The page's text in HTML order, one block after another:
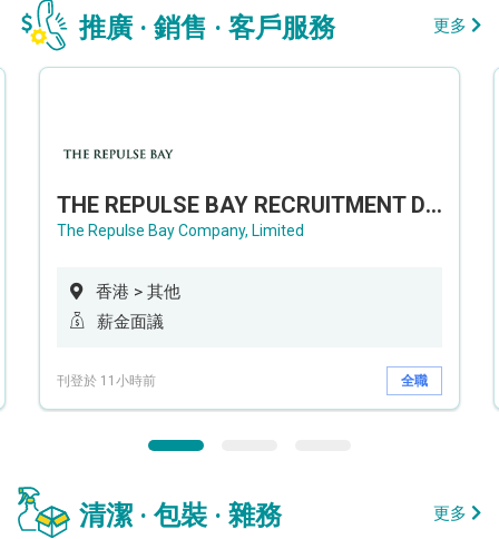
推廣 · 銷售 · 客戶服務 更多
THE REPULSE BAY RECRUITMENT DAY 淺水灣影灣園人才招聘會
The Repulse Bay Company, Limited
香港 > 其他
薪金面議
刊登於 11小時前 全職
清潔 · 包裝 · 雜務 更多